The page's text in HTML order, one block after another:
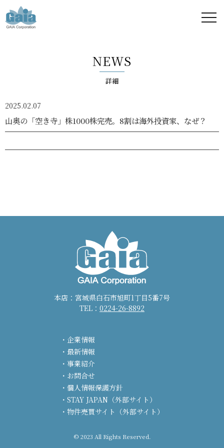
ア -
GAIA
Corporation
NEWS
詳細
2025.02.07
山奥の「空き寺」株1000株完売。8割は海外投資家、なぜ？
本店：宮城県白石市旭町1丁目5番7号
TEL： 0224-26-8892
企業情報
最新情報
事業紹介
お問合せ
個人情報保護方針
STAY JAPAN（外部サイト）
物件売買サイト（外部サイト）
© 2023 All Rights Reserved.